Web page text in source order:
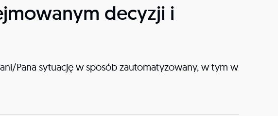
decyzji i
Pana sytuację w sposób zautomatyzowany, w tym w